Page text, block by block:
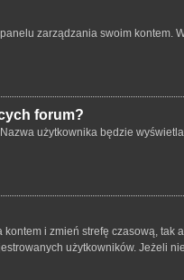
zarządzania swoim kontem.
forum?
użytkownika będzie
i zmień strefę czasową, tak
użytkowników. Jeżeli